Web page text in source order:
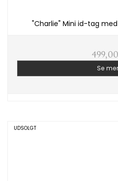
"Charlie" Mini id-tag
Se
UDSOLGT